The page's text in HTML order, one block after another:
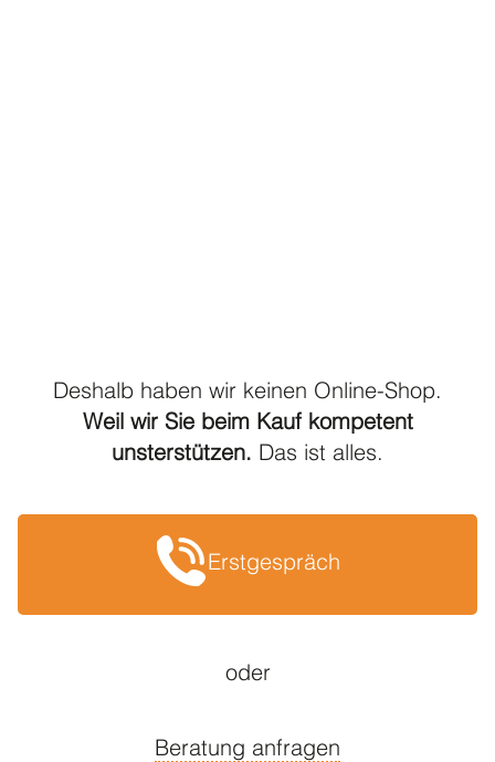
Deshalb haben wir keinen Online-Shop.
Weil wir Sie beim Kauf kompetent
unsterstützen. Das ist alles.
Erstgespräch
oder
Beratung anfragen